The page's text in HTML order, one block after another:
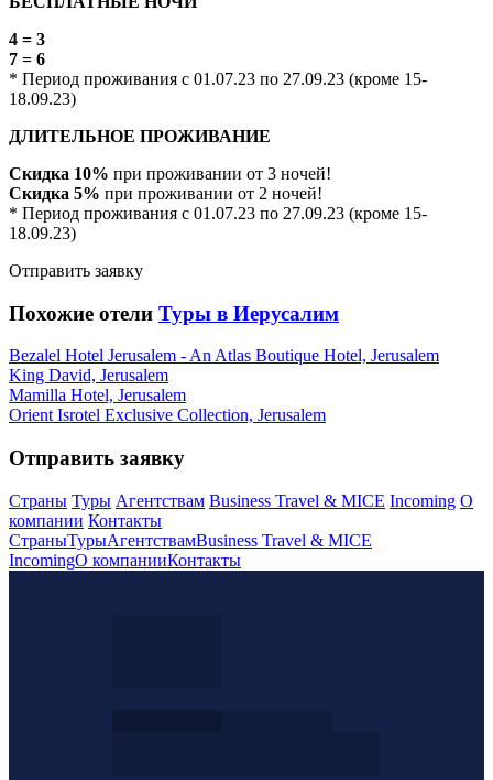
4 = 3
7 = 6
* Период проживания с 01.07.23 по 27.09.23 (кроме 15-
18.09.23)
ДЛИТЕЛЬНОЕ ПРОЖИВАНИЕ
Скидка 10% при проживании от 3 ночей!
Скидка 5% при проживании от 2 ночей!
* Период проживания с 01.07.23 по 27.09.23 (кроме 15-
18.09.23)
Отправить заявку
Похожие отели Туры в Иерусалим
Bezalel Hotel Jerusalem - An Atlas Boutique Hotel, Jerusalem
King David, Jerusalem
Mamilla Hotel, Jerusalem
Orient Isrotel Exclusive Collection, Jerusalem
Отправить заявку
Страны Туры Агентствам Business Travel & MICE Incoming О
компании Контакты
СтраныТурыАгентствамBusiness Travel & MICE
IncomingО компанииКонтакты